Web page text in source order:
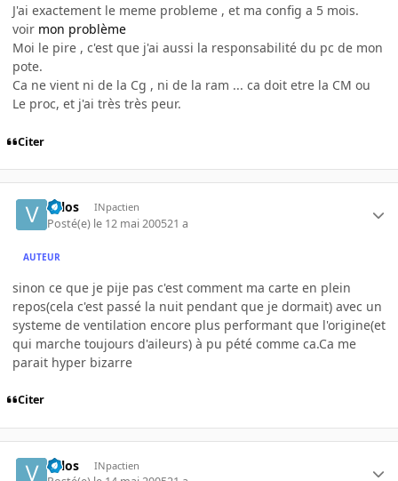
J'ai exactement le meme probleme , et ma config a 5 mois.
voir mon problème
Moi le pire , c'est que j'ai aussi la responsabilité du pc de mon
pote.
Ca ne vient ni de la Cg , ni de la ram ... ca doit etre la CM ou
Le proc, et j'ai très très peur.
Citer
valos INpactien
Posté(e) le 12 mai 200521 a
AUTEUR
sinon ce que je pije pas c'est comment ma carte en plein
repos(cela c'est passé la nuit pendant que je dormait) avec un
systeme de ventilation encore plus performant que l'origine(et
qui marche toujours d'aileurs) à pu pété comme ca.Ca me
parait hyper bizarre
Citer
valos INpactien